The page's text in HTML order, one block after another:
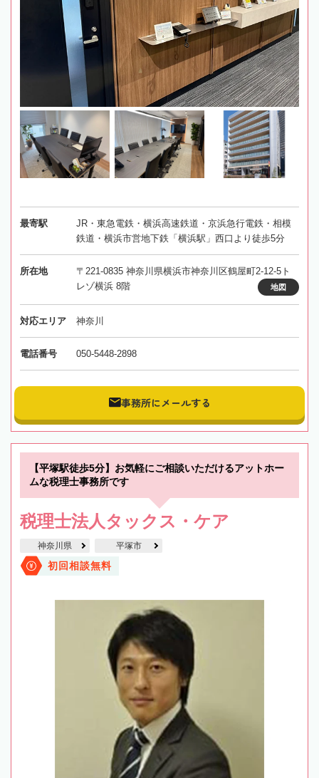
最寄駅
JR・東急電鉄・横浜高速鉄道・京浜急行電鉄・相模
鉄道・横浜市営地下鉄「横浜駅」西口より徒歩5分
所在地
〒221-0835 神奈川県横浜市神奈川区鶴屋町2-12-5ト
レゾ横浜 8階
地図
対応エリア 神奈川
電話番号 050-5448-2898
事務所にメールする
【平塚駅徒歩5分】お気軽にご相談いただけるアットホー
ムな税理士事務所です
税理士法人タックス・ケア
神奈川県 平塚市
初回相談無料